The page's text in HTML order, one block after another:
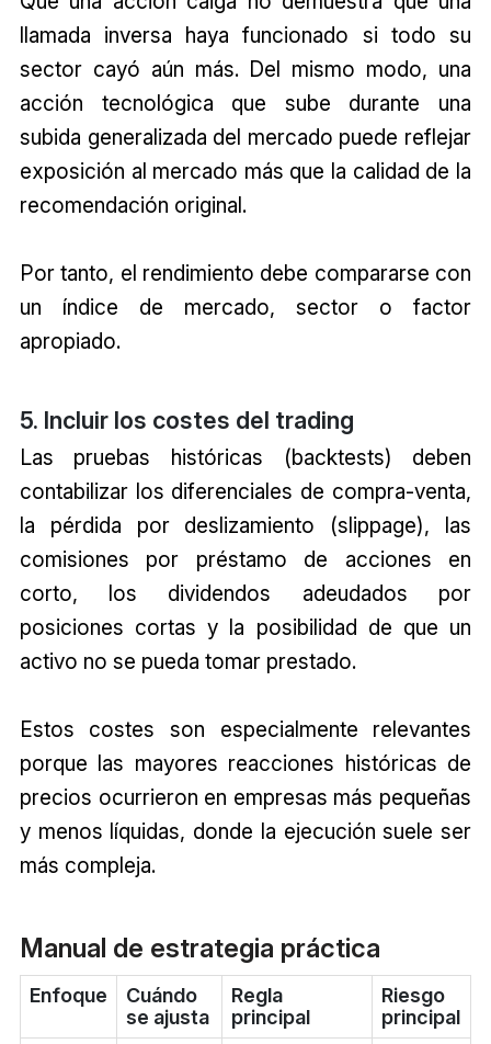
llamada inversa haya funcionado si todo su
sector cayó aún más. Del mismo modo, una
acción tecnológica que sube durante una
subida generalizada del mercado puede reflejar
exposición al mercado más que la calidad de la
recomendación original.
Por tanto, el rendimiento debe compararse con
un índice de mercado, sector o factor
apropiado.
5. Incluir los costes del trading
Las pruebas históricas (backtests) deben
contabilizar los diferenciales de compra-venta,
la pérdida por deslizamiento (slippage), las
comisiones por préstamo de acciones en
corto, los dividendos adeudados por
posiciones cortas y la posibilidad de que un
activo no se pueda tomar prestado.
Estos costes son especialmente relevantes
porque las mayores reacciones históricas de
precios ocurrieron en empresas más pequeñas
y menos líquidas, donde la ejecución suele ser
más compleja.
Manual de estrategia práctica
Enfoque
Cuándo
se ajusta
Regla
principal
Riesgo
principal